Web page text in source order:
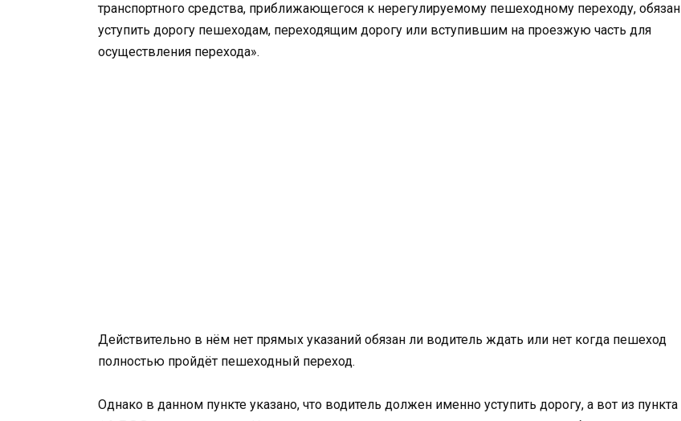
транспортного средства, приближающегося к нерегулируемому пешеходному переходу, обязан
уступить дорогу пешеходам, переходящим дорогу или вступившим на проезжую часть для
осуществления перехода».
Действительно в нём нет прямых указаний обязан ли водитель ждать или нет когда пешеход
полностью пройдёт пешеходный переход.
Однако в данном пункте указано, что водитель должен именно уступить дорогу, а вот из пункта